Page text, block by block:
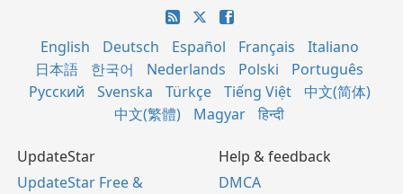
English Deutsch Español Français
Italiano
日本語
한국어 Nederlands Polski
Português
Русский
Svenska Türkçe Tiếng Việt
中文(简体)
中文(繁體)
Magyar हिन्दी
UpdateStar
UpdateStar Free &
Help & feedback
DMCA